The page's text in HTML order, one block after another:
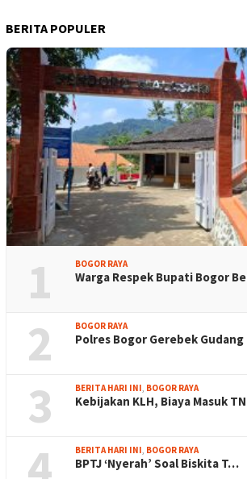
BERITA POPULER
1 BOGOR RAYA
Warga Respek Bupati Bogor
2 BOGOR RAYA
Polres Bogor Gerebek
3 BERITA HARI INI BOGOR RAYA
Kebijakan KLH, Biaya Masuk
BERITA HARI INI BOGOR RAYA
BPTJ ‘Nyerah’ Soal Biskita T…